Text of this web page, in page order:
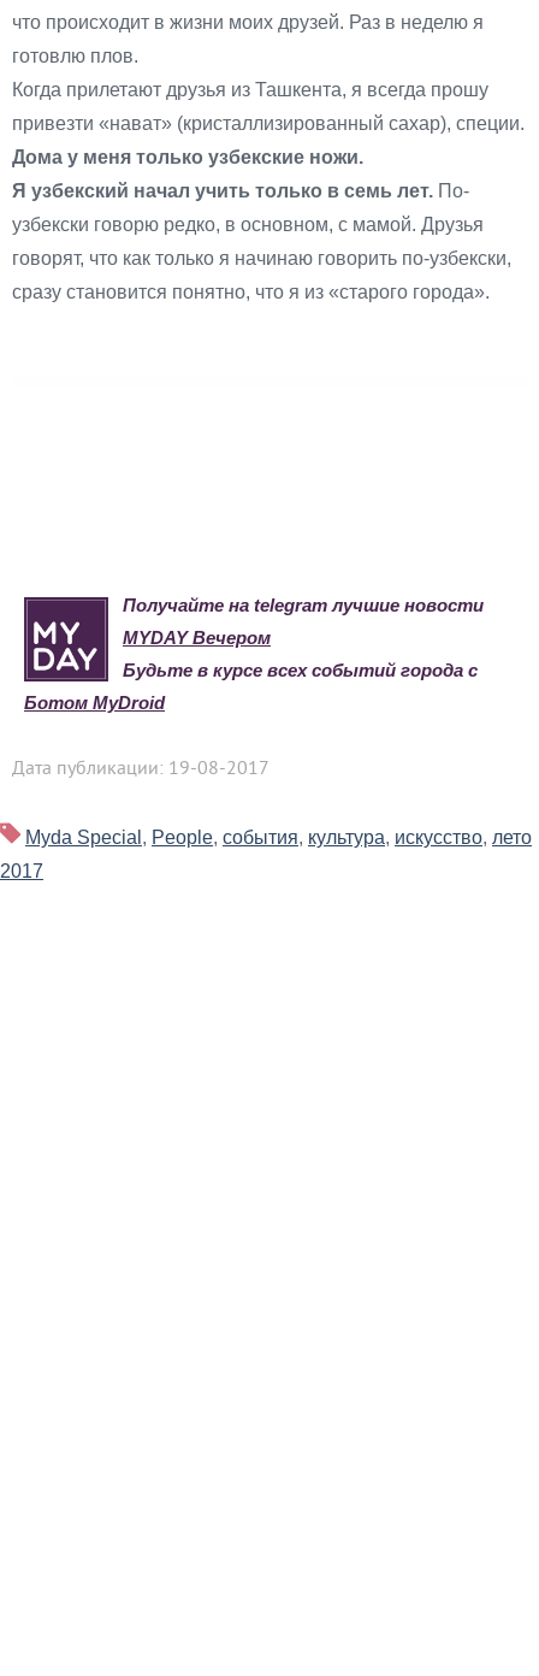
что происходит в жизни моих друзей. Раз в неделю я
готовлю плов.
Когда прилетают друзья из Ташкента, я всегда прошу
привезти «нават» (кристаллизированный сахар), специи.
Дома у меня только узбекские ножи.
Я узбекский начал учить только в семь лет. По-
узбекски говорю редко, в основном, с мамой. Друзья
говорят, что как только я начинаю говорить по-узбекски,
сразу становится понятно, что я из «старого города».